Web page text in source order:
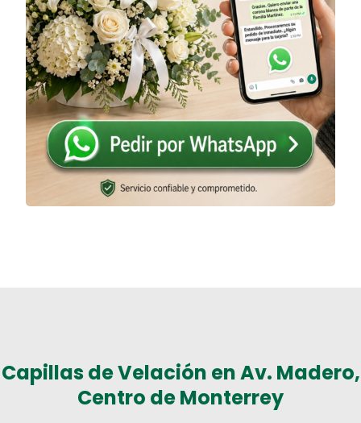
Capillas de Velación en Av. Madero,
Centro de Monterrey